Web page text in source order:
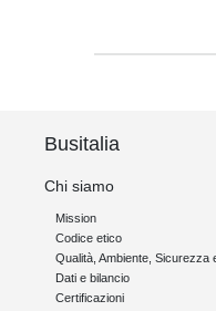
Busitalia
Chi siamo
Mission
Codice etico
Qualità, Ambiente, Sicurezza
Dati e bilancio
Certificazioni